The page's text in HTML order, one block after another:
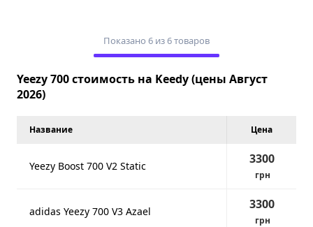
Показано 6 из 6 товаров
Yeezy 700 стоимость на Keedy (цены Август
2026)
Название Цена
Yeezy Boost 700 V2 Static 3300
грн
adidas Yeezy 700 V3 Azael 3300
грн